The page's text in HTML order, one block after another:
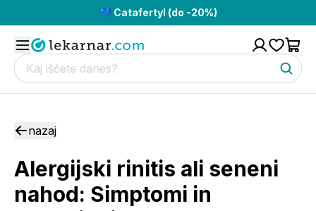
💙 Catafertyl (do -20%)
nazaj
Alergijski rinitis ali seneni
nahod: Simptomi in